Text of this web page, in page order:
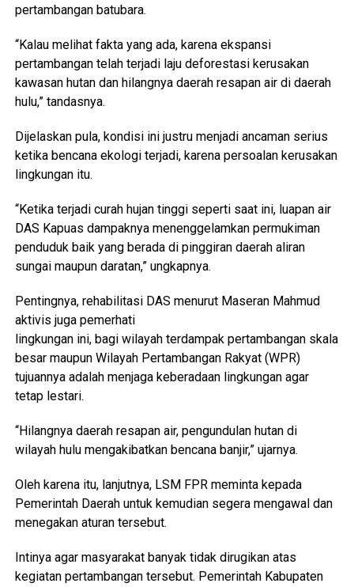
pertambangan batubara.
“Kalau melihat fakta yang ada, karena ekspansi
pertambangan telah terjadi laju deforestasi kerusakan
kawasan hutan dan hilangnya daerah resapan air di daerah
hulu,” tandasnya.
Dijelaskan pula, kondisi ini justru menjadi ancaman serius
ketika bencana ekologi terjadi, karena persoalan kerusakan
lingkungan itu.
“Ketika terjadi curah hujan tinggi seperti saat ini, luapan air
DAS Kapuas dampaknya menenggelamkan permukiman
penduduk baik yang berada di pinggiran daerah aliran
sungai maupun daratan,” ungkapnya.
Pentingnya, rehabilitasi DAS menurut Maseran Mahmud
aktivis juga pemerhati
lingkungan ini, bagi wilayah terdampak pertambangan skala
besar maupun Wilayah Pertambangan Rakyat (WPR)
tujuannya adalah menjaga keberadaan lingkungan agar
tetap lestari.
“Hilangnya daerah resapan air, pengundulan hutan di
wilayah hulu mengakibatkan bencana banjir,” ujarnya.
Oleh karena itu, lanjutnya, LSM FPR meminta kepada
Pemerintah Daerah untuk kemudian segera mengawal dan
menegakan aturan tersebut.
Intinya agar masyarakat banyak tidak dirugikan atas
kegiatan pertambangan tersebut. Pemerintah Kabupaten